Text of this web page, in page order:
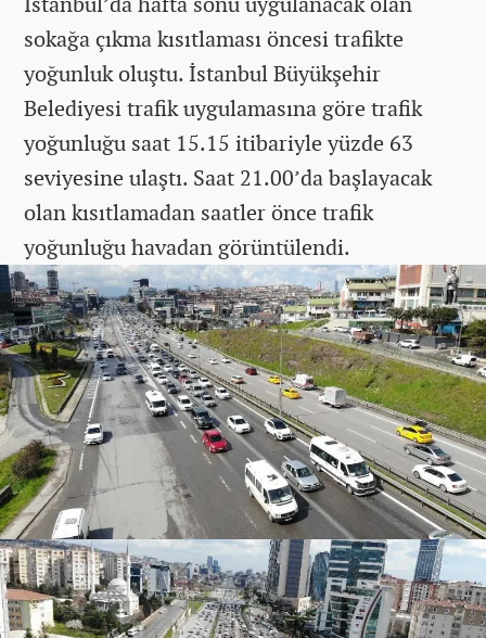
sokağa çıkma kısıtlaması öncesi trafikte
yoğunluk oluştu. İstanbul Büyükşehir
Belediyesi trafik uygulamasına göre trafik
yoğunluğu saat 15.15 itibariyle yüzde 63
seviyesine ulaştı. Saat 21.00’da başlayacak
olan kısıtlamadan saatler önce trafik
yoğunluğu havadan görüntülendi.